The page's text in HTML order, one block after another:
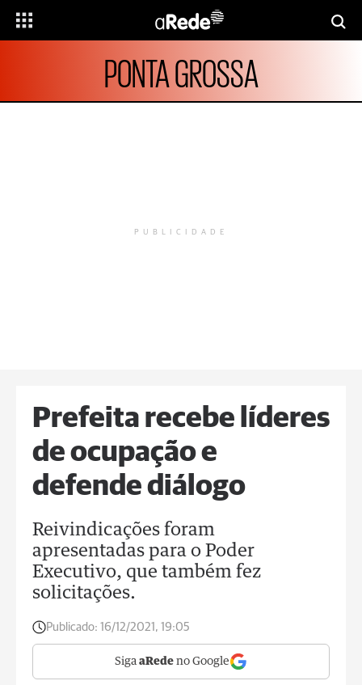
PONTA GROSSA
PUBLICIDADE
Prefeita recebe líderes
de ocupação e
defende diálogo
Reivindicações foram
apresentadas para o Poder
Executivo, que também fez
solicitações.
Publicado: 16/12/2021, 19:05
Siga aRede no Google